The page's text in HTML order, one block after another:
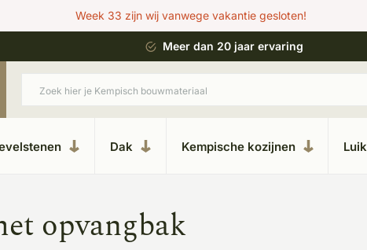
Week 33 zijn wij vanwege vakantie gesloten!
bouwstijl Meer dan 20 jaar ervaring
Dak Kempische kozijnen
opvangbak